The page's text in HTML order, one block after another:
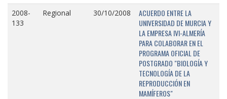
2008-
133
Regional 30/10/2008
ACUERDO ENTRE LA
UNIVERSIDAD DE MURCIA Y
LA EMPRESA IVI-ALMERÍA
PARA COLABORAR EN EL
PROGRAMA OFICIAL DE
POSTGRADO "BIOLOGÍA Y
TECNOLOGÍA DE LA
REPRODUCCIÓN EN
MAMÍFEROS"